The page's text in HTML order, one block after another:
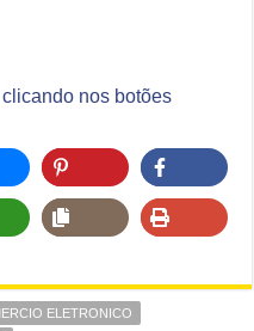
nos botões
ELETRONICO